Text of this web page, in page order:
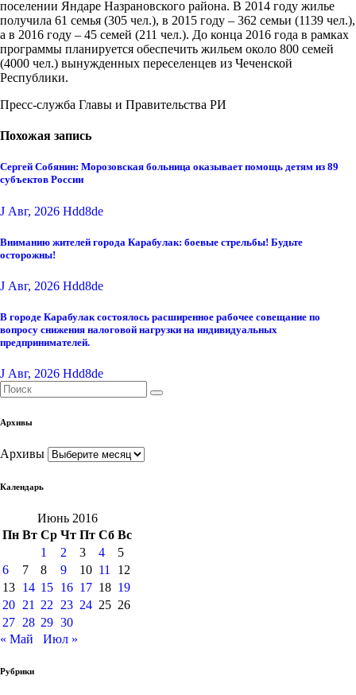
поселении Яндаре Назрановского района. В 2014 году жилье
получила 61 семья (305 чел.), в 2015 году – 362 семьи (1139 чел.),
а в 2016 году – 45 семей (211 чел.). До конца 2016 года в рамках
программы планируется обеспечить жильем около 800 семей
(4000 чел.) вынужденных переселенцев из Чеченской
Республики.
Пресс-служба Главы и Правительства РИ
Похожая запись
Сергей Собянин: Морозовская больница оказывает помощь детям из 89
субъектов России
J Авг, 2026 Hdd8de
Вниманию жителей города Карабулак: боевые стрельбы! Будьте
осторожны!
J Авг, 2026 Hdd8de
В городе Карабулак состоялось расширенное рабочее совещание по
вопросу снижения налоговой нагрузки на индивидуальных
предпринимателей.
J Авг, 2026 Hdd8de
Архивы
Архивы
Календарь
Июнь 2016
Пн Вт Ср Чт Пт Сб Вс
1
2 3 4
5
6
7 8 9 10 11
12
13 14 15 16 17 18 19
20 21 22 23 24 25 26
27 28 29 30
« Май
Июл »
Рубрики